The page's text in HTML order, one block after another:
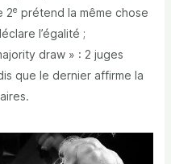
2e prétend la même chose
l’égalité ;
draw » : 2 juges
que le dernier affirme la